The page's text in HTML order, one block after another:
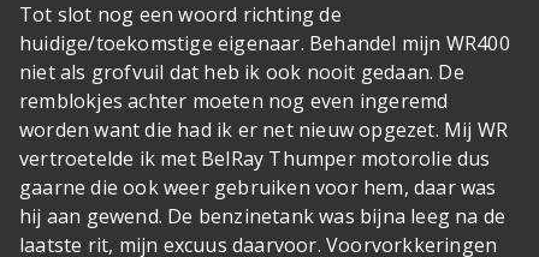
Tot slot nog een woord richting de
huidige/toekomstige eigenaar. Behandel mijn WR400
niet als grofvuil dat heb ik ook nooit gedaan. De
remblokjes achter moeten nog even ingeremd
worden want die had ik er net nieuw opgezet. Mij WR
vertroetelde ik met BelRay Thumper motorolie dus
gaarne die ook weer gebruiken voor hem, daar was
hij aan gewend. De benzinetank was bijna leeg na de
laatste rit, mijn excuus daarvoor. Voorvorkkeringen